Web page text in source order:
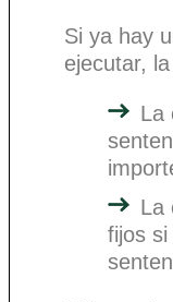
Si ya hay
ejecutar,
La
La
fijos si